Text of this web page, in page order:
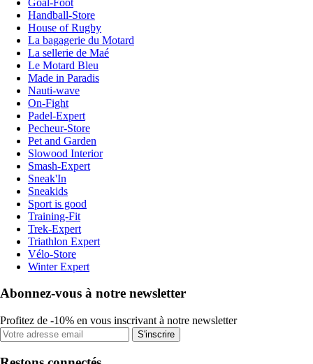
Handball-Store
House of Rugby
La bagagerie du Motard
La sellerie de Maé
Le Motard Bleu
Made in Paradis
Nauti-wave
On-Fight
Padel-Expert
Pecheur-Store
Pet and Garden
Slowood Interior
Smash-Expert
Sneak'In
Sneakids
Sport is good
Training-Fit
Trek-Expert
Triathlon Expert
Vélo-Store
Winter Expert
Abonnez-vous à notre newsletter
Profitez de -10% en vous inscrivant à notre newsletter
S'inscrire